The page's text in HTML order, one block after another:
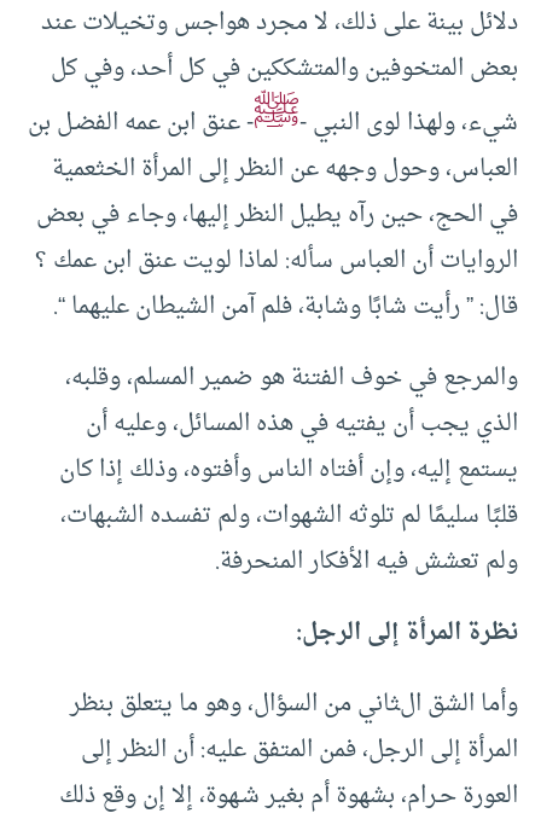
دلائل بينة على ذلك، لا مجرد هواجس وتخيلات عند
بعض المتخوفين والمتشككين في كل أحد، وفي كل
شيء، ولهذا لوى النبي -ﷺ- عنق ابن عمه الفضـل بن
العباس، وحول وجهه عن النظر إلى المرأة الخثعمية
في الحج، حين رآه يطيل النظر إليها، وجاء في بعض
الروايات أن العباس سأله: لماذا لويت عنق ابن عمك ؟
قال: ” رأيت شابًا وشابة، فلم آمن الشيطان عليهما “.
والمرجع في خوف الفتنة هو ضمير المسلم، وقلبه،
الذي يجب أن يفتيه في هذه المسائل، وعليه أن
يستمع إليه، وإن أفتاه الناس وأفتوه، وذلك إذا كان
قلبًا سليمًا لم تلوثه الشهوات، ولم تفسده الشبهات،
ولم تعشش فيه الأفكار المنحرفة.
نظرة المرأة إلى الرجل:
وأما الشق الثاني من السؤال، وهو ما يتعلق بنظر
المرأة إلى الرجل، فمن المتفق عليه: أن النظر إلى
العورة حـرام، بشهوة أم بغير شـهوة، إلا إن وقع ذلك